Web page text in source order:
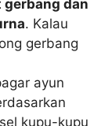
gerbang dan
. Kalau
gerbang
ayun
kupu-kupu